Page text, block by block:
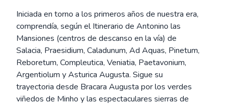
Iniciada en torno a los primeros años de nuestra era,
comprendía, según el Itinerario de Antonino las
Mansiones (centros de descanso en la vía) de
Salacia, Praesidium, Caladunum, Ad Aquas, Pinetum,
Reboretum, Compleutica, Veniatia, Paetavonium,
Argentiolum y Asturica Augusta. Sigue su
trayectoria desde Bracara Augusta por los verdes
viñedos de Minho y las espectaculares sierras de